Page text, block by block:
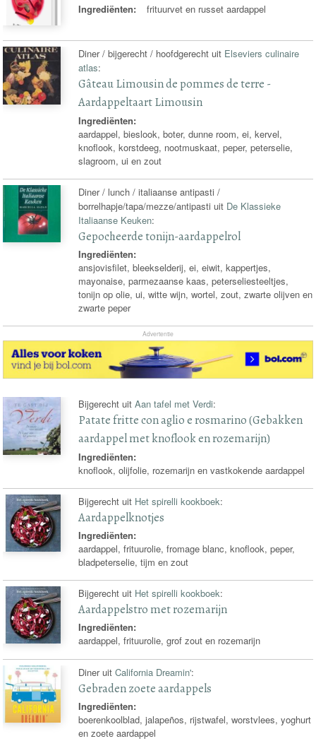
Ingrediënten: frituurvet en russet aardappel
Diner / bijgerecht / hoofdgerecht uit Elseviers culinaire
atlas:
Gâteau Limousin de pommes de terre -
Aardappeltaart Limousin
Ingrediënten:
aardappel, bieslook, boter, dunne room, ei, kervel,
knoflook, korstdeeg, nootmuskaat, peper, peterselie,
slagroom, ui en zout
Diner / lunch / italiaanse antipasti /
borrelhapje/tapa/mezze/antipasti uit De Klassieke
Italiaanse Keuken:
Gepocheerde tonijn-aardappelrol
Ingrediënten:
ansjovisfilet, bleekselderij, ei, eiwit, kappertjes,
mayonaise, parmezaanse kaas, peterseliesteeltjes,
tonijn op olie, ui, witte wijn, wortel, zout, zwarte olijven en
zwarte peper
Advertentie
Bijgerecht uitAan tafel met Verdi:
Patate fritte con aglio e rosmarino (Gebakken
aardappel met knoflook en rozemarijn)
Ingrediënten:
knoflook, olijfolie, rozemarijn en vastkokende aardappel
Bijgerecht uit Het spirelli kookboek:
Aardappelknotjes
Ingrediënten:
aardappel, frituurolie, fromage blanc, knoflook, peper,
bladpeterselie, tijm en zout
Bijgerecht uit Het spirelli kookboek:
Aardappelstro met rozemarijn
Ingrediënten:
aardappel, frituurolie, grof zout en rozemarijn
Diner uitCalifornia Dreamin':
Gebraden zoete aardappels
Ingrediënten:
boerenkoolblad, jalapeños, rijstwafel, worstvlees, yoghurt
en zoete aardappel